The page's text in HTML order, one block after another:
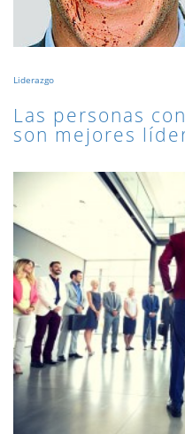
Liderazgo
Las personas
son mejores